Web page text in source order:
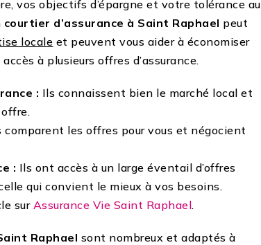
vos objectifs d’épargne et votre tolérance au
courtier d’assurance à Saint Raphael peut
locale et peuvent vous aider à économiser
à plusieurs offres d’assurance.
: Ils connaissent bien le marché local et
comparent les offres pour vous et négocient
: Ils ont accès à un large éventail d’offres
qui convient le mieux à vos besoins.
sur Assurance Vie Saint Raphael.
Raphael sont nombreux et adaptés à